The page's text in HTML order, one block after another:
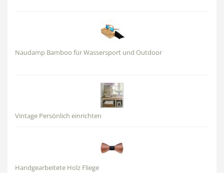
Naudamp Bamboo für Wassersport und Outdoor
Vintage Persönlich einrichten
Handgearbeitete Holz Fliege